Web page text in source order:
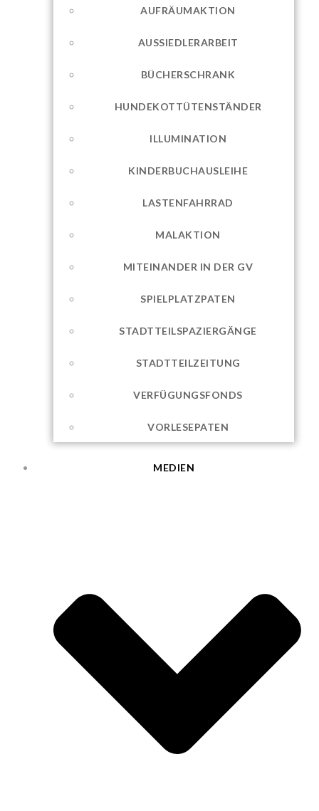
AUFRÄUMAKTION
AUSSIEDLERARBEIT
BÜCHERSCHRANK
HUNDEKOTTÜTENSTÄNDER
ILLUMINATION
KINDERBUCHAUSLEIHE
LASTENFAHRRAD
MALAKTION
MITEINANDER IN DER GV
SPIELPLATZPATEN
STADTTEILSPAZIERGÄNGE
STADTTEILZEITUNG
VERFÜGUNGSFONDS
VORLESEPATEN
MEDIEN